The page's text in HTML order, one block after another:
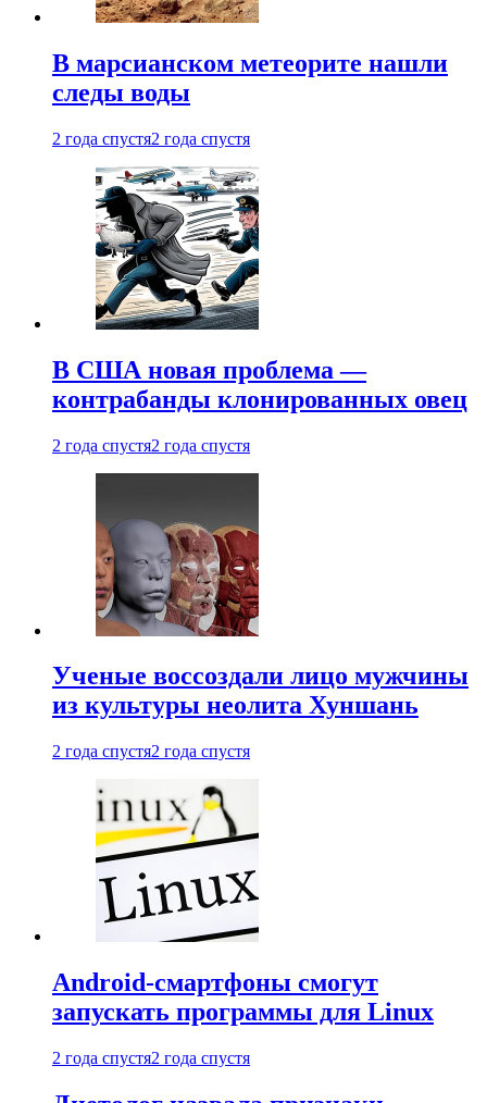
В марсианском метеорите нашли
следы воды
2 года спустя2 года спустя
В США новая проблема —
контрабанды клонированных овец
2 года спустя2 года спустя
Ученые воссоздали лицо мужчины
из культуры неолита Хуншань
2 года спустя2 года спустя
Android-смартфоны смогут
запускать программы для Linux
2 года спустя2 года спустя